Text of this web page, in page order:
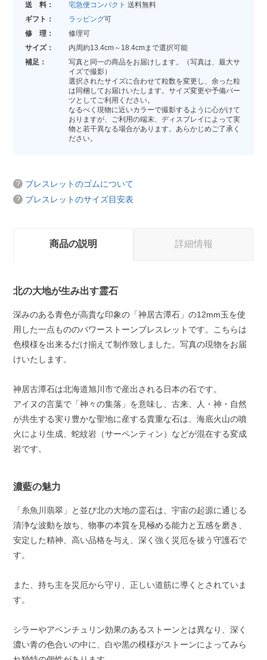
送 料：
宅急便コンパクト 送料無料
ギフト：
ラッピング可
修 理：
修理可
サイズ：
内周約13.4cm～18.4cmまで選択可能
補足：
写真と同一の商品をお届けします。（写真は、最大サ
イズで撮影）
選択されたサイズに合わせて粒数を変更し、余った粒
は同梱してお届けいたします。サイズ変更や予備パー
ツとしてご利用ください。
なるべく現物に近いカラーで撮影するように心がけて
おりますが、ご利用の端末、ディスプレイによって実
物と若干異なる場合があります。あらかじめご了承く
ださい。
ブレスレットのゴムについて
ブレスレットのサイズ目安表
商品の説明 詳細情報
北の大地が生み出す霊石
深みのある青色が高貴な印象の「神居古潭石」の12mm玉を使
用した一点もののパワーストーンブレスレットです。こちらは
色模様を出来るだけ揃えて制作致しました。写真の現物をお届
けいたします。
神居古潭石は北海道旭川市で産出される日本の石です。
アイヌの言葉で「神々の集落」を意味し、古来、人・神・自然
が共生する実り豊かな聖地に産する貴重な石は、海底火山の噴
火により生成、蛇紋岩（サーペンティン）などが混在する変成
岩です。
濃藍の魅力
「糸魚川翡翠」と並び北の大地の霊石は、宇宙の起源に通じる
清浄な波動を放ち、物事の本質を見極める能力と五感を磨き、
安定した精神、高い品格を与え、深く強く災厄を祓う守護石で
す。
また、持ち主を災厄から守り、正しい道筋に導くとされていま
す。
シラーやアベンチュリン効果のあるストーンとは異なり、深く
濃い青の色合いの中に、白や黒の模様がストーンによってみら